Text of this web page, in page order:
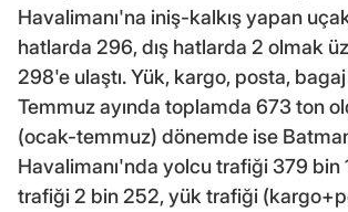
Havalimanı'na iniş-kalkış yapan
hatlarda 296, dış hatlarda 2 olmak
298'e ulaştı. Yük, kargo, posta,
Temmuz ayında toplamda 673 ton
(ocak-temmuz) dönemde ise
Havalimanı'nda yolcu trafiği 379 bin
trafiği 2 bin 252, yük trafiği